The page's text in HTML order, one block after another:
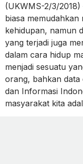
(UKWMS-2/3/
biasa memudahkan
kehidupan, namun
yang terjadi juga
dalam cara hidup
menjadi sesuatu
orang, bahkan data
dan Informasi
masyarakat kita